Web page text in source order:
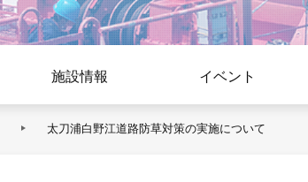
施設情報 イベント
太刀浦白野江道路防草対策の実施について